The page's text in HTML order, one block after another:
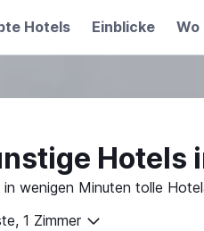
Hotels Einblicke Wo
Hotels
in wenigen Minuten tolle
1 Zimmer